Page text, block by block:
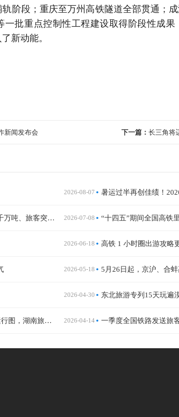
阶段；重庆至万州高铁隧道全部贯通；
一批重点控制性工程建设取得阶段性成
新动能。
新闻发布会 下一篇： 长三角将
2026-08-07
中老铁路运营再创新高：年货物超千万吨、旅客突破7000万人次，扩能改造有序推进 2026-07-08 “十四五”期间全国高铁
2026-06-18
2026-05-18 5月26日起，京沪、合
2026-04-30
国铁广州局4月15日起实行新列车运行图，湖南旅客前往汕头、梅州等粤东城市更便捷 2026-04-14 一季度全国铁路发送旅